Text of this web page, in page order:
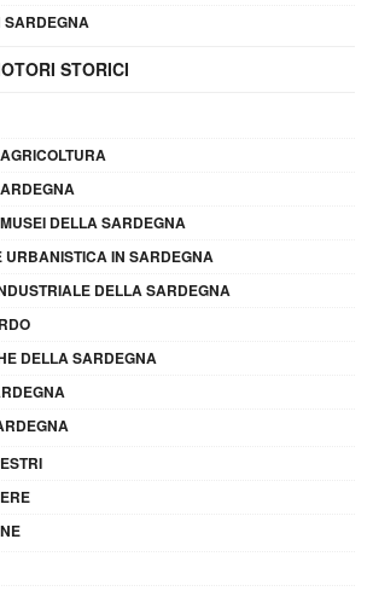
SARDEGNA
STORICI
DELLA SARDEGNA
URBANISTICA IN SARDEGNA
DELLA SARDEGNA
DELLA SARDEGNA